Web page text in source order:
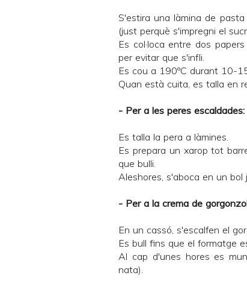
S'estira una làmina de
(just perquè s'impregni el
Es col·loca entre dos
per evitar que s'infli.
Es cou a 190ºC durant 10-
Quan està cuita, es talla en
- Per a les peres escaldades:
Es talla la pera a làmines.
Es prepara un xarop tot
que bulli.
Aleshores, s'aboca en un
- Per a la crema de
En un cassó, s'escalfen el
Es bull fins que el formatge
Al cap d'unes hores es
nata).